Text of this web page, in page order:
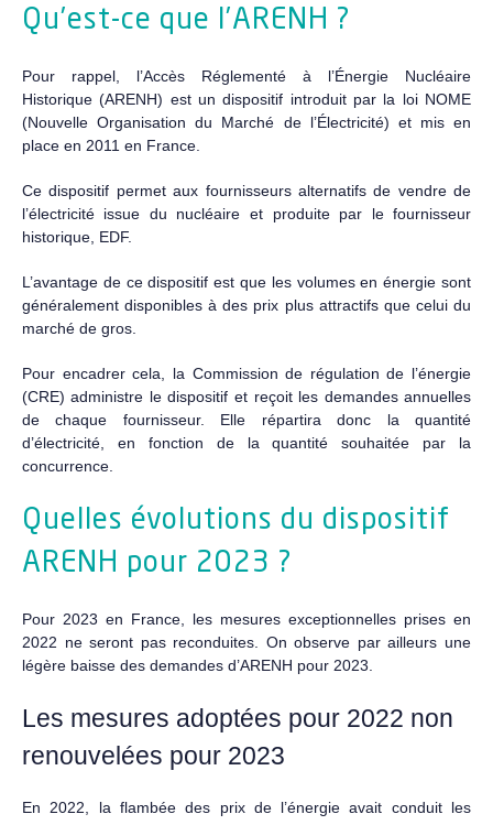
Qu’est-ce que l’ARENH ?
Pour rappel, l’Accès Réglementé à l’Énergie Nucléaire
Historique (ARENH) est un dispositif introduit par la loi NOME
(Nouvelle Organisation du Marché de l’Électricité) et mis en
place en 2011 en France.
Ce dispositif permet aux fournisseurs alternatifs de vendre de
l’électricité issue du nucléaire et produite par le fournisseur
historique, EDF.
L’avantage de ce dispositif est que les volumes en énergie sont
généralement disponibles à des prix plus attractifs que celui du
marché de gros.
Pour encadrer cela, la Commission de régulation de l’énergie
(CRE) administre le dispositif et reçoit les demandes annuelles
de chaque fournisseur. Elle répartira donc la quantité
d’électricité, en fonction de la quantité souhaitée par la
concurrence.
Quelles évolutions du dispositif
ARENH pour 2023 ?
Pour 2023 en France, les mesures exceptionnelles prises en
2022 ne seront pas reconduites. On observe par ailleurs une
légère baisse des demandes d’ARENH pour 2023.
Les mesures adoptées pour 2022 non
renouvelées pour 2023
En 2022, la flambée des prix de l’énergie avait conduit les